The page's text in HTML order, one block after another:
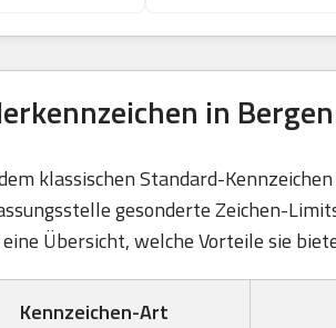
in
klassischen Standard-
gesonderte Zeichen-
Übersicht, welche Vorteile sie
Kennzeichen-Art